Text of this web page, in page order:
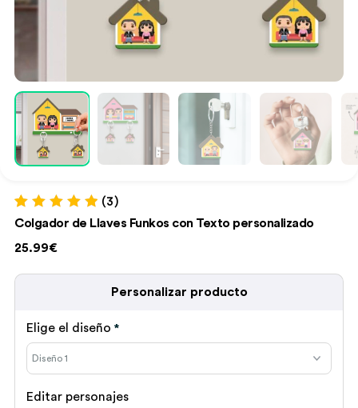
Valorado con
5.00de 5 en
base a
3
de clientes
(3)
Colgador de Llaves Funkos con Texto personalizado
25.99€
Personalizar producto
Elige el diseño *
Editar personajes